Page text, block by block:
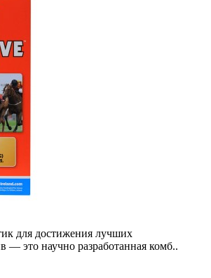
для достижения лучших
— это научно разработанная комб..